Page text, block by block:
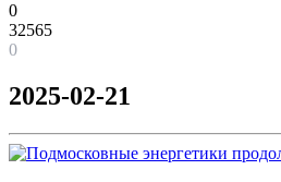
0
32565
0
2025-02-21